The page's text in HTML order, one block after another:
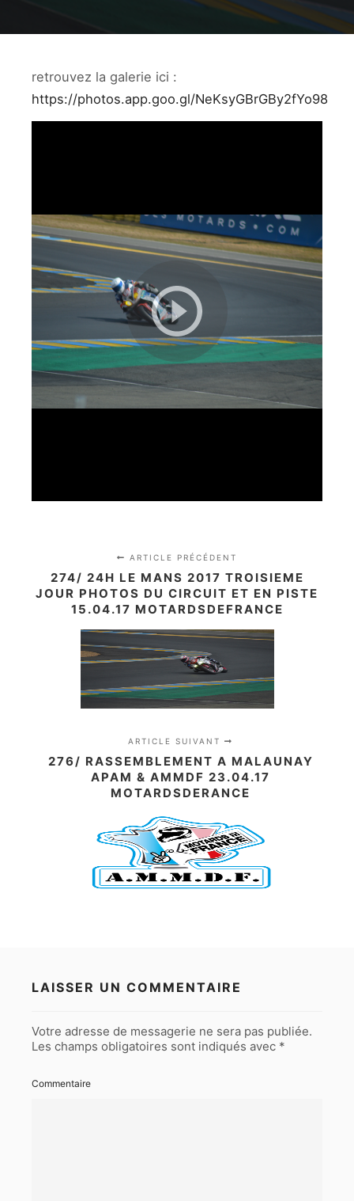
retrouvez la galerie ici :
https://photos.app.goo.gl/NeKsyGBrGBy2fYo98
ARTICLE PRÉCÉDENT
274/ 24H LE MANS 2017 TROISIEME
JOUR PHOTOS DU CIRCUIT ET EN PISTE
15.04.17 MOTARDSDEFRANCE
ARTICLE SUIVANT
276/ RASSEMBLEMENT A MALAUNAY
APAM & AMMDF 23.04.17
MOTARDSDERANCE
LAISSER UN COMMENTAIRE
Votre adresse de messagerie ne sera pas publiée.
Les champs obligatoires sont indiqués avec *
Commentaire